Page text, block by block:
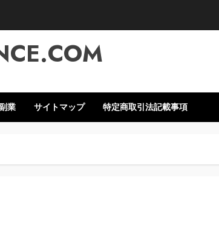
業 サイトマップ 特定商取引法記載事項